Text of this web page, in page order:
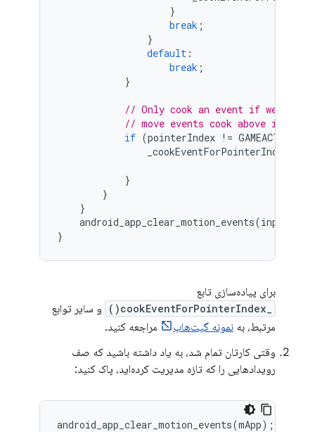
}
break ;
}
default :
break ;
}
// Only cook an event if we set
// move events cook above in the
if (pointerIndex !=
_cookEventForPointerIndex
}
}
}
android_app_clear_motion_events(
}
برای پیاده‌سازی تابع
و سایر توابع
مرتبط، به نمونه گیت‌هاب
مراجعه کنید.
وقتی کارتان تمام شد، به یاد داشته باشید که صف
رویدادهایی را که تازه مدیریت کرده‌اید، پاک کنید:
android_app_clear_motion_events(mApp);